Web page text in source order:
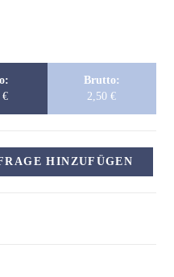
€
Brutto:
2,50€
HINZUFÜGEN